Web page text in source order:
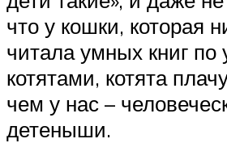
что у кошки, которая
читала умных книг по
котятами, котята
чем у нас –
детеныши.